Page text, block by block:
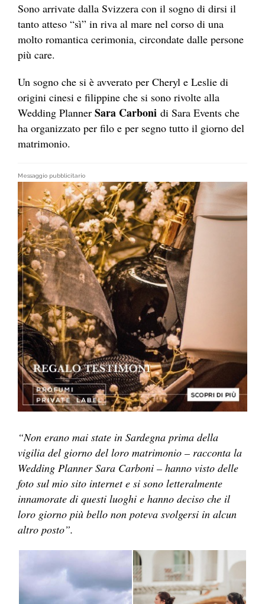
Sono arrivate dalla Svizzera con il sogno di dirsi il
tanto atteso “sì” in riva al mare nel corso di una
molto romantica cerimonia, circondate dalle persone
più care.
Un sogno che si è avverato per Cheryl e Leslie di
origini cinesi e filippine che si sono rivolte alla
Wedding Planner Sara Carboni di Sara Events che
ha organizzato per filo e per segno tutto il giorno del
matrimonio.
Messaggio pubblicitario
“Non erano mai state in Sardegna prima della
vigilia del giorno del loro matrimonio – racconta la
Wedding Planner Sara Carboni – hanno visto delle
foto sul mio sito internet e si sono letteralmente
innamorate di questi luoghi e hanno deciso che il
loro giorno più bello non poteva svolgersi in alcun
altro posto”.